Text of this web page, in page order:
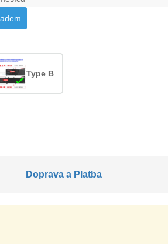
Type B
Doprava a Platba